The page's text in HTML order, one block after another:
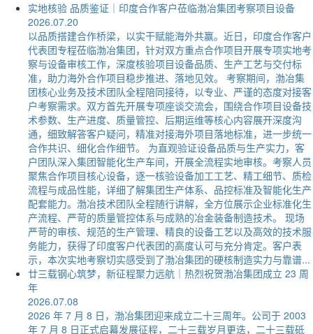
实地核验 品质鉴证｜印度合作客户莅临渤冶集团考察项目设备
2026.07.20
以品质搭建合作桥梁，以实干赋能海外共赢。近日，印度合作客户
代表团专程莅临渤冶集团，针对双方重点合作项目开展专项实地考
察与设备审核工作，深度核验项目设备品质、生产工艺与交付标
准，助力海外合作项目稳步推进、落地见效。 考察期间，渤冶集
团核心业务及技术团队全程陪同接待，以专业、严谨的态度对接客
户考察需求。双方首先开展专项座谈交流会，围绕合作项目设备技
术参数、生产进度、质量管控、后期运维等核心内容展开深度沟
通，细致解答客户疑问，精准对接海外项目落地标准，进一步统一
合作共识、细化合作细节。 为直观验证设备品质与生产实力，客
户团队深入集团智能化生产车间，开展全流程实地审核。考察人员
聚焦合作项目核心设备，逐一核验设备加工工艺、精工细节、质检
流程与成品性能，详细了解集团生产体系、品控标准及智能化生产
配套能力。渤冶技术团队全程随行讲解，全方位展示企业标准化生
产流程、严苛的质量管控体系与成熟的冶金装备制造技术。 现场
严苛的审核、规范的生产管理、精良的设备工艺以及高效的技术服
务能力，获得了印度客户代表团的高度认可与充分肯定。客户表
示，本次实地考察切实感受到了渤冶集团的硬核制造实力与靠谱...
廿三载钢心筑梦，新征程聚力远航｜热烈祝贺渤冶集团成立 23 周
年
2026.07.08
2026 年 7 月 8 日，渤冶集团迎来成立二十三周年。公司于 2003
年 7 月 8 日正式启幕发展征程，二十三载岁月更迭，二十三载砥